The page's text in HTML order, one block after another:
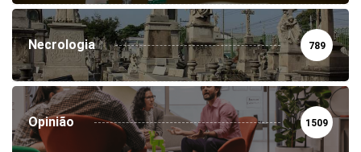
Necrologia 789
Opinião 1509